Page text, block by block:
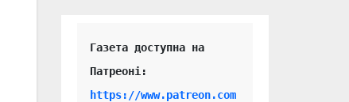
Газета доступна на
https://www.patreon.com